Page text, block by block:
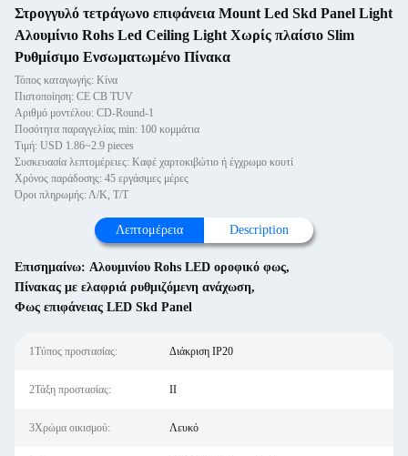
Στρογγυλό τετράγωνο επιφάνεια Mount Led Skd Panel Light
Αλουμίνιο Rohs Led Ceiling Light Χωρίς πλαίσιο Slim
Ρυθμίσιμο Ενσωματωμένο Πίνακα
Τόπος καταγωγής: Κίνα
Πιστοποίηση: CE CB TUV
Αριθμό μοντέλου: CD-Round-1
Ποσότητα παραγγελίας min: 100 κομμάτια
Τιμή: USD 1.86~2.9 pieces
Συσκευασία λεπτομέρειες: Καφέ χαρτοκιβώτιο ή έγχρωμο κουτί
Χρόνος παράδοσης: 45 εργάσιμες μέρες
Όροι πληρωμής: Λ/Κ, Τ/Τ
Λεπτομέρεια Description
Επισημαίνω: Αλουμινίου Rohs LED οροφικό φως,
Πίνακας με ελαφριά ρυθμιζόμενη ανάχωση,
Φως επιφάνειας LED Skd Panel
1Τύπος προστασίας: Διάκριση IP20
2Τάξη προστασίας: ΙΙ
3Χρώμα οικισμού: Λευκό